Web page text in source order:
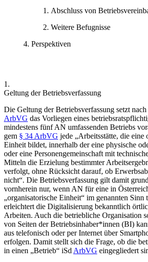
Abschluss von
Weitere Befugnisse
Perspektiven
1.
Geltung der Betriebsverfassung
Die Geltung der Betriebsverfassung setzt nach
ArbVG das Vorliegen eines
mindestens fünf AN umfassenden Betriebs
gem § 34 ArbVG jede „Arbeitsstätte, die eine
Einheit bildet, innerhalb der eine physische
oder eine Personengemeinschaft mit
Mitteln die Erzielung bestimmter
verfolgt, ohne Rücksicht darauf, ob
nicht“. Die Betriebsverfassung gilt damit
vornherein nur, wenn AN für eine in
„organisatorische Einheit“ im genannten Sinn
erleichtert die Digitalisierung bekanntlich
Arbeiten. Auch die betriebliche Organisation
von Seiten der Betriebsinhaber*innen (BI)
aus telefonisch oder per Internet über
erfolgen. Damit stellt sich die Frage, ob die
in einen „Betrieb“ iSd ArbVG eingegliedert